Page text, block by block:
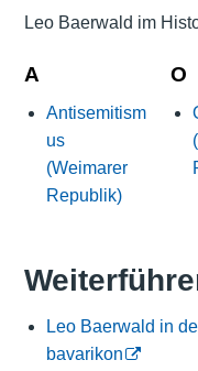
Leo Baerwald im
A
Antisemitism
us
(Weimarer
Republik)
O
Leo Baerwald in
bavarikon